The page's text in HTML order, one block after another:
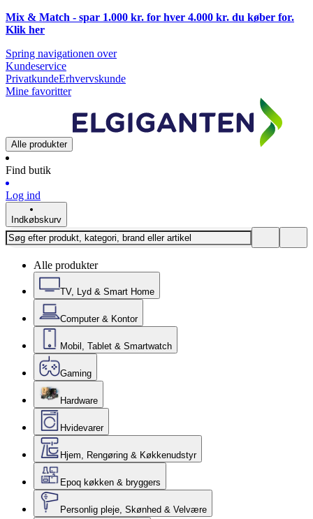
Mix & Match - spar 1.000 kr. for hver 4.000 kr. du køber for.
Klik her
Spring navigationen over
Kundeservice
PrivatkundeErhvervskunde
Mine favoritter
Alle produkter
Find butik
Log ind
Indkøbskurv
Alle produkter
TV, Lyd & Smart Home
Computer & Kontor
Mobil, Tablet & Smartwatch
Gaming
Hardware
Hvidevarer
Hjem, Rengøring & Køkkenudstyr
Epoq køkken & bryggers
Personlig pleje, Skønhed & Velvære